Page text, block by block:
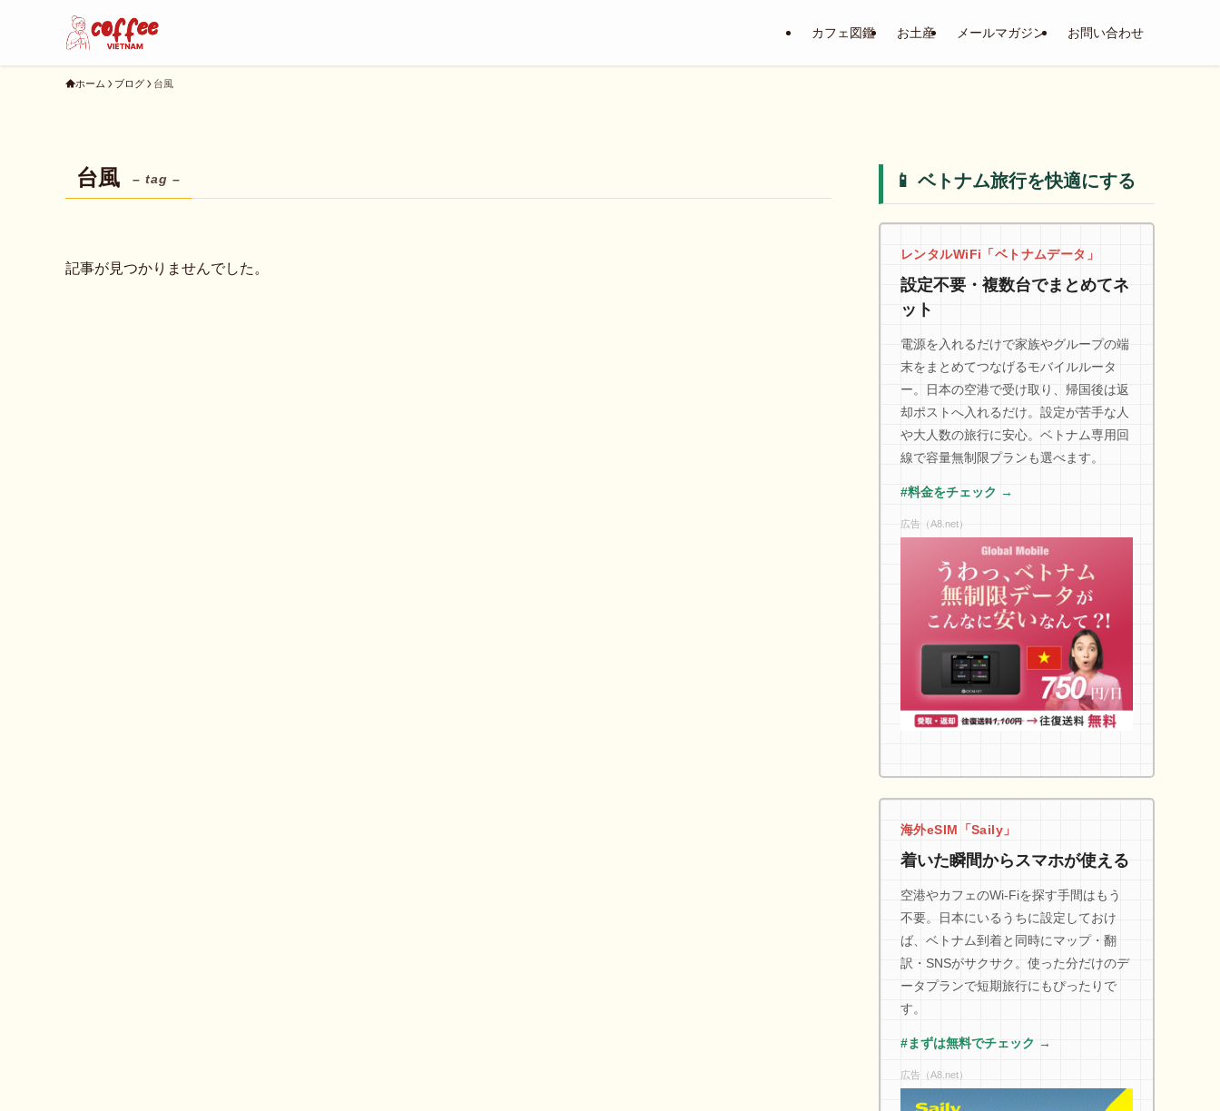
カフェ図鑑 お土産 メールマガジン お問い合わせ
ホーム ブログ 台風
台風 – tag –
記事が見つかりませんでした。
📱 ベトナム旅行を快適にする
レンタルWiFi「ベトナムデータ」
設定不要・複数台でまとめてネ
ット
電源を入れるだけで家族やグループの端
末をまとめてつなげるモバイルルータ
ー。日本の空港で受け取り、帰国後は返
却ポストへ入れるだけ。設定が苦手な人
や大人数の旅行に安心。ベトナム専用回
線で容量無制限プランも選べます。
#料金をチェック →
広告（A8.net）
海外eSIM「Saily」
着いた瞬間からスマホが使える
空港やカフェのWi-Fiを探す手間はもう
不要。日本にいるうちに設定しておけ
ば、ベトナム到着と同時にマップ・翻
訳・SNSがサクサク。使った分だけのデ
ータプランで短期旅行にもぴったりで
す。
#まずは無料でチェック →
広告（A8.net）